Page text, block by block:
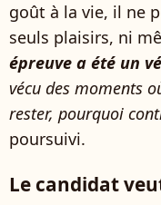
goût à la vie, il ne
seuls plaisirs, ni
épreuve a été un
vécu des moments
rester, pourquoi
poursuivi.
Le candidat